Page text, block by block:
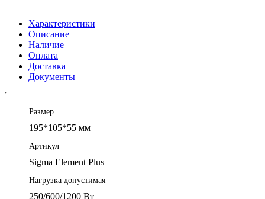
Характеристики
Описание
Наличие
Документы
Размер
195*105*55 мм
Артикул
Sigma Element Plus